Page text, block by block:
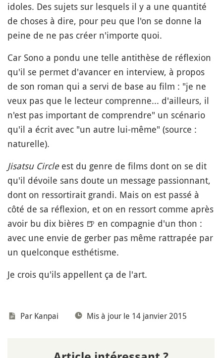
idoles. Des sujets sur lesquels il y a une quantité
de choses à dire, pour peu que l'on se donne la
peine de ne pas créer n'importe quoi.
Car Sono a pondu une telle antithèse de réflexion
qu'il se permet d'avancer en interview, à propos
de son roman qui a servi de base au film : "je ne
veux pas que le lecteur comprenne... d'ailleurs, il
n'est pas important de comprendre" un scénario
qu'il a écrit avec "un autre lui-même" (source :
naturelle).
Jisatsu Circleest du genre de films dont on se dit
qu'il dévoile sans doute un message passionnant,
dont on ressortirait grandi. Mais on est passé à
côté de sa réflexion, et on en ressort comme après
avoir bu dix bières 🍺 en compagnie d'un thon :
avec une envie de gerber pas même rattrapée par
un quelconque esthétisme.
Je crois qu'ils appellent ça de l'art.
Par Kanpai Mis à jour le 14 janvier 2015